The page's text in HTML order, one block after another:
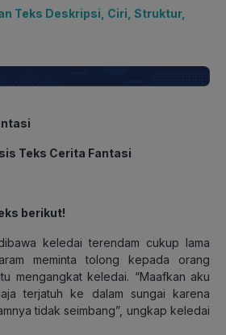
Teks Deskripsi, Ciri, Struktur,
Teks Cerita Fantasi
berikut!
keledai terendam cukup lama
meminta tolong kepada orang
mengangkat keledai. “Maafkan aku
terjatuh ke dalam sungai karena
tidak seimbang”, ungkap keledai